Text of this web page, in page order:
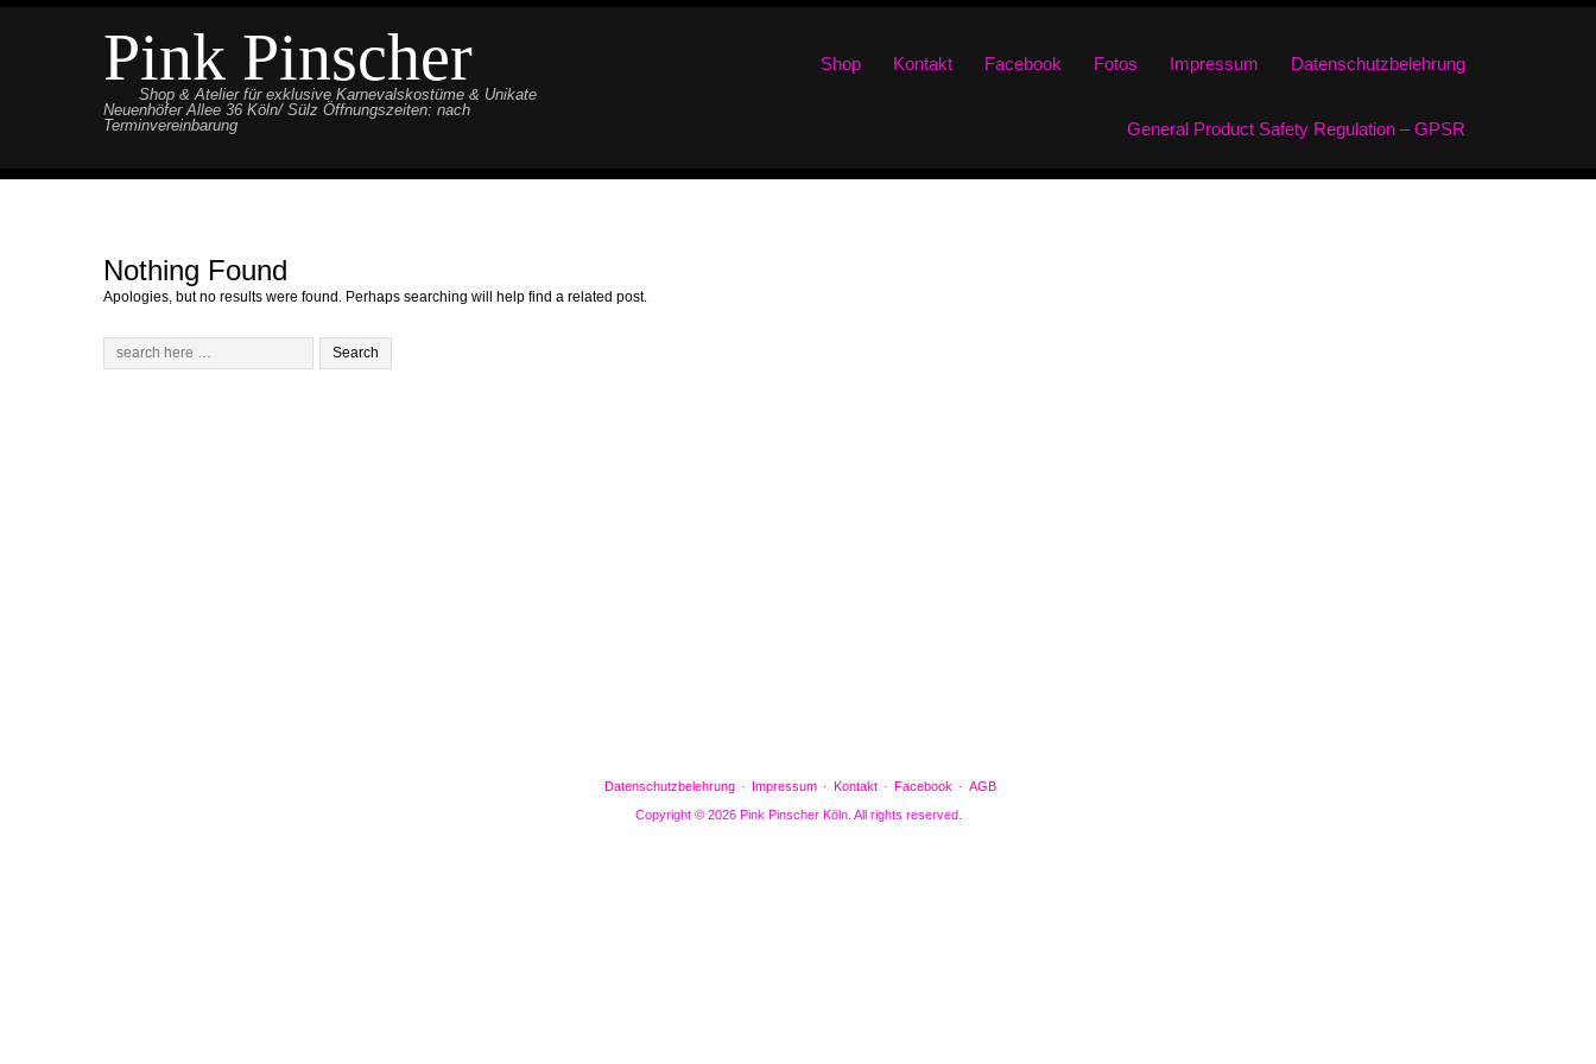
Pink Pinscher
Shop & Atelier für exklusive Karnevalskostüme & Unikate
Neuenhöfer Allee 36 Köln/ Sülz Öffnungszeiten: nach
Terminvereinbarung
Shop Kontakt Facebook Fotos Impressum Datenschutzbelehrung
General Product Safety Regulation – GPSR
Nothing Found
Apologies, but no results were found. Perhaps searching will help find a related post.
Datenschutzbelehrung Impressum Kontakt Facebook
AGB
Copyright © 2026 Pink Pinscher Köln. All rights reserved.